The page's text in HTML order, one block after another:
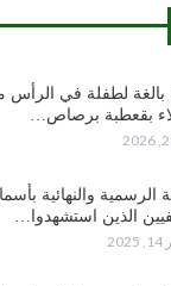
بالغة لطفلة في
بقعطبة برصاص…
الرسمية والنهائية
الذين استشهدوا…